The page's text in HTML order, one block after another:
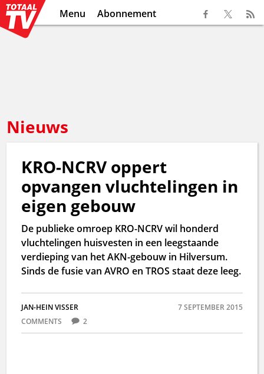
Menu Abonnement
Nieuws
KRO-NCRV oppert
opvangen vluchtelingen in
eigen gebouw
De publieke omroep KRO-NCRV wil honderd
vluchtelingen huisvesten in een leegstaande
verdieping van het AKN-gebouw in Hilversum.
Sinds de fusie van AVRO en TROS staat deze leeg.
JAN-HEIN VISSER
7 SEPTEMBER 2015
COMMENTS
2